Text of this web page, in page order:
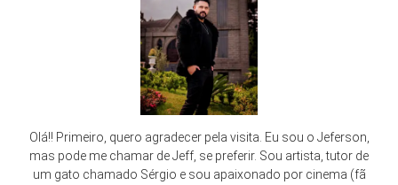
Olá!! Primeiro, quero agradecer pela visita. Eu sou o Jeferson,
mas pode me chamar de Jeff, se preferir. Sou artista, tutor de
um gato chamado Sérgio e sou apaixonado por cinema (fã